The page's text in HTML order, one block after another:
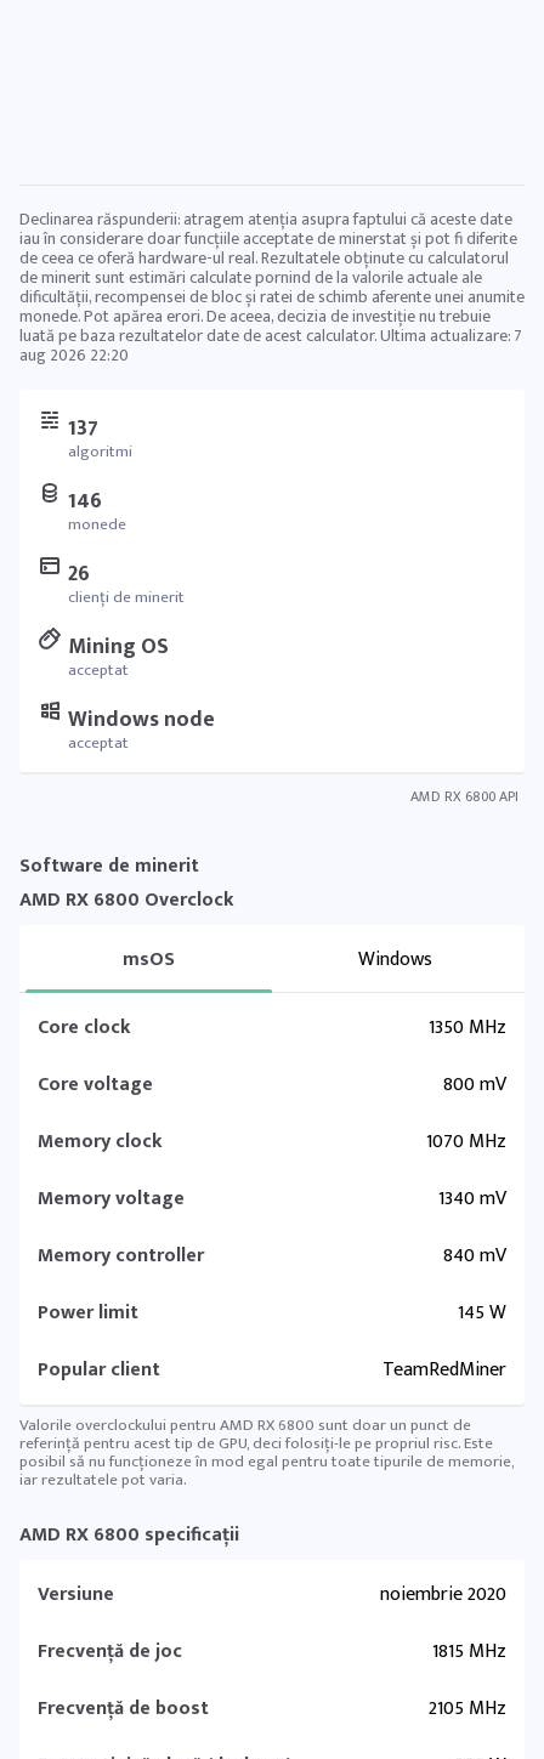
137
algoritmi
146
monede
26
clienți de minerit
Mining OS
acceptat
Windows node
acceptat
AMD RX 6800 API
Software de minerit
AMD RX 6800 Overclock
msOS
Windows
Core clock
1350 MHz
Core voltage
800 mV
Memory clock
1070 MHz
Memory voltage
1340 mV
Memory controller
840 mV
Power limit
145 W
Popular client
TeamRedMiner
Valorile overclockului pentru AMD RX 6800 sunt doar un punct de
referință pentru acest tip de GPU, deci folosiți-le pe propriul risc. Este
posibil să nu funcționeze în mod egal pentru toate tipurile de memorie,
iar rezultatele pot varia.
AMD RX 6800 specificații
Versiune
noiembrie 2020
Frecvență de joc
1815 MHz
Frecvență de boost
2105 MHz
Declinarea răspunderii: atragem atenția asupra faptului că aceste date
iau în considerare doar funcțiile acceptate de minerstat și pot fi diferite
de ceea ce oferă hardware-ul real. Rezultatele obținute cu calculatorul
de minerit sunt estimări calculate pornind de la valorile actuale ale
dificultății, recompensei de bloc și ratei de schimb aferente unei anumite
monede. Pot apărea erori. De aceea, decizia de investiție nu trebuie
luată pe baza rezultatelor date de acest calculator. Ultima actualizare:7
aug 2026 22:20